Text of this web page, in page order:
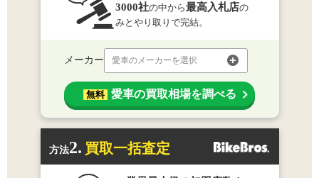
3000社の中から最高入札店の
みとやり取りで完結。
メーカー 愛車のメーカーを選択
無料 愛車の買取相場を調べる
方法2. 買取一括査定